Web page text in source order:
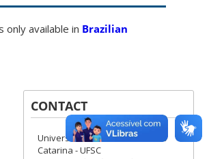
only available in Brazilian
CONTACT
Universidade Federal de Santa
Catarina - UFSC